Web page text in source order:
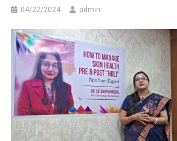
04/22/2024 admin